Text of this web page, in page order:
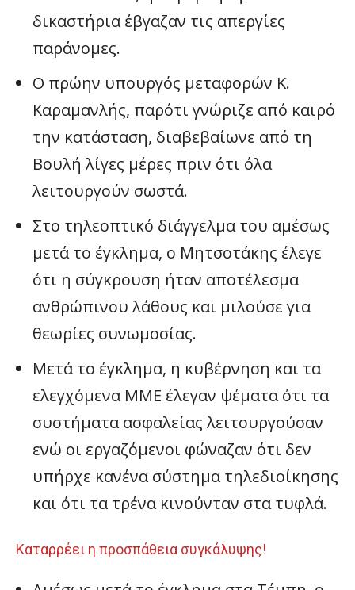
δικαστήρια έβγαζαν τις απεργίες
παράνομες.
Ο πρώην υπουργός μεταφορών Κ.
Καραμανλής, παρότι γνώριζε από καιρό
την κατάσταση, διαβεβαίωνε από τη
Βουλή λίγες μέρες πριν ότι όλα
λειτουργούν σωστά.
Στο τηλεοπτικό διάγγελμα του αμέσως
μετά το έγκλημα, ο Μητσοτάκης έλεγε
ότι η σύγκρουση ήταν αποτέλεσμα
ανθρώπινου λάθους και μιλούσε για
θεωρίες συνωμοσίας.
Μετά το έγκλημα, η κυβέρνηση και τα
ελεγχόμενα ΜΜΕ έλεγαν ψέματα ότι τα
συστήματα ασφαλείας λειτουργούσαν
ενώ οι εργαζόμενοι φώναζαν ότι δεν
υπήρχε κανένα σύστημα τηλεδιοίκησης
και ότι τα τρένα κινούνταν στα τυφλά.
Καταρρέει η προσπάθεια συγκάλυψης!